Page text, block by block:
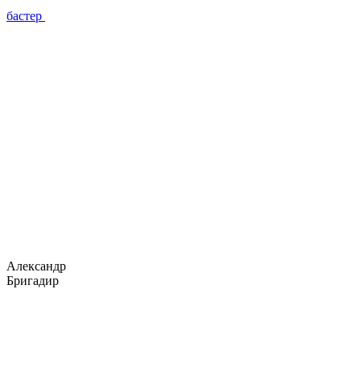
бастер
Александр
Бригадир